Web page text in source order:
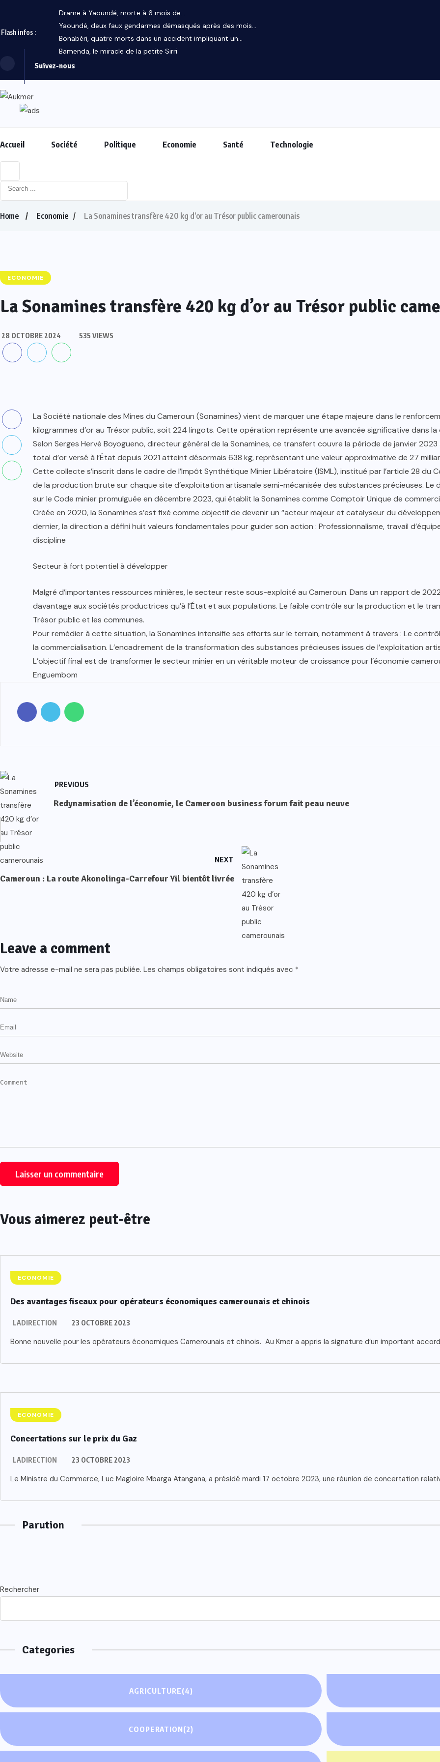
Flash infos :
Drame à Yaoundé, morte à 6 mois de...
Yaoundé, deux faux gendarmes démasqués après des mois...
Bonabéri, quatre morts dans un accident impliquant un...
Bamenda, le miracle de la petite Sirri
Suivez-nous
Accueil Société Politique Economie Santé Technologie
Home Economie La Sonamines transfère 420 kg d’or au Trésor public camerounais
ECONOMIE
La Sonamines transfère 420 kg d’or au Trésor public
28 OCTOBRE 2024 535 VIEWS
La Société nationale des Mines du Cameroun (Sonamines) vient de marquer une étape majeure dans le
kilogrammes d’or au Trésor public, soit 224 lingots. Cette opération représente une avancée significative dans
Selon Serges Hervé Boyogueno, directeur général de la Sonamines, ce transfert couvre la période de janvier
total d’or versé à l’État depuis 2021 atteint désormais 638 kg, représentant une valeur approximative de 27
Cette collecte s’inscrit dans le cadre de l’Impôt Synthétique Minier Libératoire (ISML), institué par l’article 28 du
de la production brute sur chaque site d’exploitation artisanale semi-mécanisée des substances précieuses.
sur le Code minier promulguée en décembre 2023, qui établit la Sonamines comme Comptoir Unique de
Créée en 2020, la Sonamines s’est fixé comme objectif de devenir un “acteur majeur et catalyseur du
dernier, la direction a défini huit valeurs fondamentales pour guider son action : Professionnalisme, travail
discipline
Secteur à fort potentiel à développer
Malgré d’importantes ressources minières, le secteur reste sous-exploité au Cameroun. Dans un rapport de
davantage aux sociétés productrices qu’à l’État et aux populations. Le faible contrôle sur la production et le
Trésor public et les communes.
Pour remédier à cette situation, la Sonamines intensifie ses efforts sur le terrain, notamment à travers : Le
la commercialisation. L’encadrement de la transformation des substances précieuses issues de l’exploitation
L’objectif final est de transformer le secteur minier en un véritable moteur de croissance pour l’économie
Enguembom
PREVIOUS
Redynamisation de l’économie, le Cameroon business forum fait peau neuve
NEXT
Cameroun : La route Akonolinga-Carrefour Yil bientôt livrée
Leave a comment
Votre adresse e-mail ne sera pas publiée. Les champs obligatoires sont indiqués avec *
Vous aimerez peut-être
ECONOMIE
Des avantages fiscaux pour opérateurs économiques camerounais et chinois
LADIRECTION 23 OCTOBRE 2023
Bonne nouvelle pour les opérateurs économiques Camerounais et chinois. Au Kmer a appris la signature d’un important
ECONOMIE
Concertations sur le prix du Gaz
LADIRECTION 23 OCTOBRE 2023
Le Ministre du Commerce, Luc Magloire Mbarga Atangana, a présidé mardi 17 octobre 2023, une réunion de concertation
Parution
Rechercher
Categories
AGRICULTURE(4)
COOPERATION(2)